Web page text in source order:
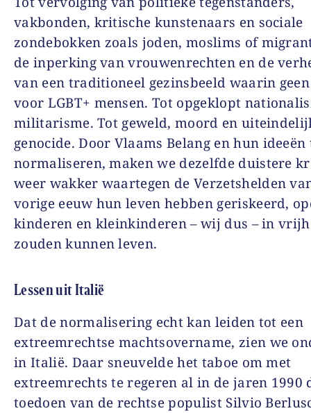
vakbonden, kritische kunstenaars en sociale
zondebokken zoals joden, moslims of
de inperking van vrouwenrechten en de
van een traditioneel gezinsbeeld waarin
voor LGBT+ mensen. Tot opgeklopt
militarisme. Tot geweld, moord en
genocide. Door Vlaams Belang en hun ideeën
normaliseren, maken we dezelfde duistere
weer wakker waartegen de Verzetshelden
vorige eeuw hun leven hebben geriskeerd,
kinderen en kleinkinderen – wij dus – in
zouden kunnen leven.
Lessen uit Italië
Dat de normalisering echt kan leiden tot een
extreemrechtse machtsovername, zien we
in Italië. Daar sneuvelde het taboe om met
extreemrechts te regeren al in de jaren 1990
toedoen van de rechtse populist Silvio